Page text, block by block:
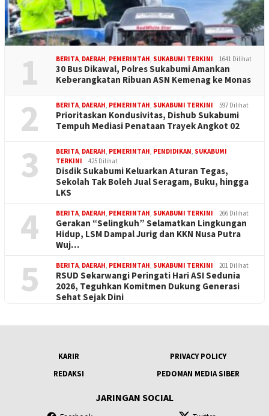
1 BERITA, DAERAH, PEMERINTAH, SUKABUMI TERKINI 1641 Dilihat
30 Bus Dikawal, Polres Sukabumi Amankan
Keberangkatan Ribuan ASN Kemenag ke Monas
2 BERITA, DAERAH, PEMERINTAH, SUKABUMI TERKINI 597 Dilihat
Prioritaskan Kondusivitas, Dishub Sukabumi
Tempuh Mediasi Penataan Trayek Angkot 02
3 BERITA, DAERAH, PEMERINTAH, PENDIDIKAN, SUKABUMI
TERKINI
425 Dilihat
Disdik Sukabumi Keluarkan Aturan Tegas,
Sekolah Tak Boleh Jual Seragam, Buku, hingga
LKS
4 BERITA, DAERAH, PEMERINTAH, SUKABUMI TERKINI 266 Dilihat
Gerakan “Selingkuh” Selamatkan Lingkungan
Hidup, LSM Dampal Jurig dan KKN Nusa Putra
Wuj…
5 BERITA, DAERAH, PEMERINTAH, SUKABUMI TERKINI 201 Dilihat
RSUD Sekarwangi Peringati Hari ASI Sedunia
2026, Teguhkan Komitmen Dukung Generasi
Sehat Sejak Dini
KARIR
PRIVACY POLICY
REDAKSI
PEDOMAN MEDIA SIBER
JARINGAN SOCIAL